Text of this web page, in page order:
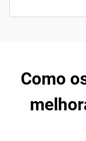
Como